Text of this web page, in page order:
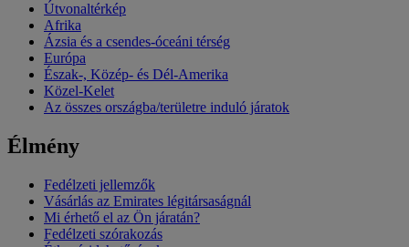
Útvonaltérkép
Afrika
Ázsia és a csendes-óceáni térség
Európa
Észak-, Közép- és Dél-Amerika
Közel-Kelet
Az összes országba/területre induló járatok
Élmény
Fedélzeti jellemzők
Vásárlás az Emirates légitársaságnál
Mi érhető el az Ön járatán?
Fedélzeti szórakozás